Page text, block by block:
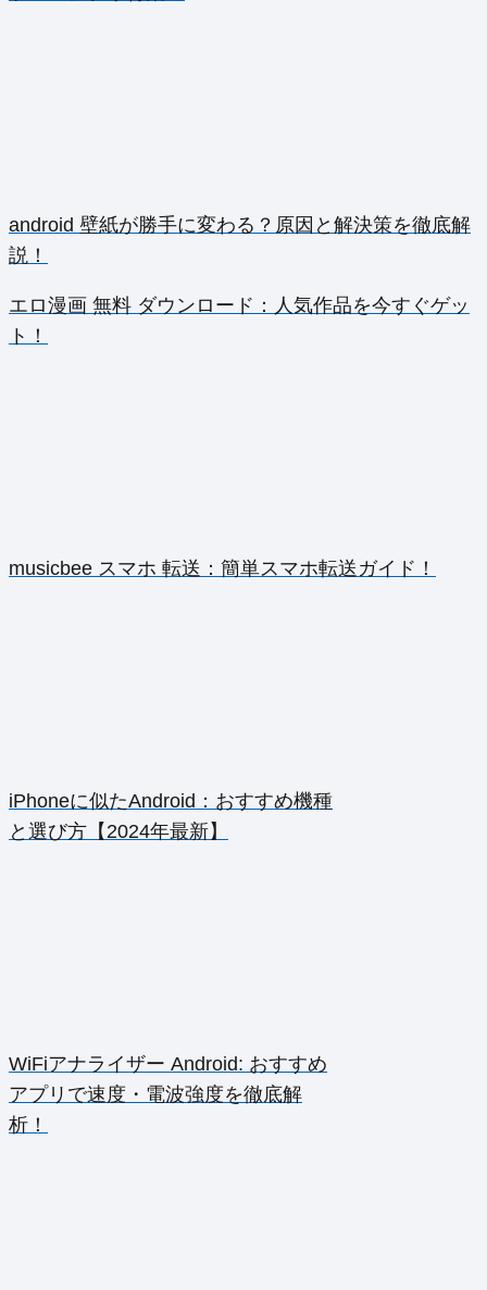
android 壁紙が勝手に変わる？原因と解決策を徹底解
説！
エロ漫画 無料 ダウンロード：人気作品を今すぐゲッ
ト！
musicbee スマホ 転送：簡単スマホ転送ガイド！
iPhoneに似たAndroid：おすすめ機種
と選び方【2024年最新】
WiFiアナライザー Android: おすすめ
アプリで速度・電波強度を徹底解
析！